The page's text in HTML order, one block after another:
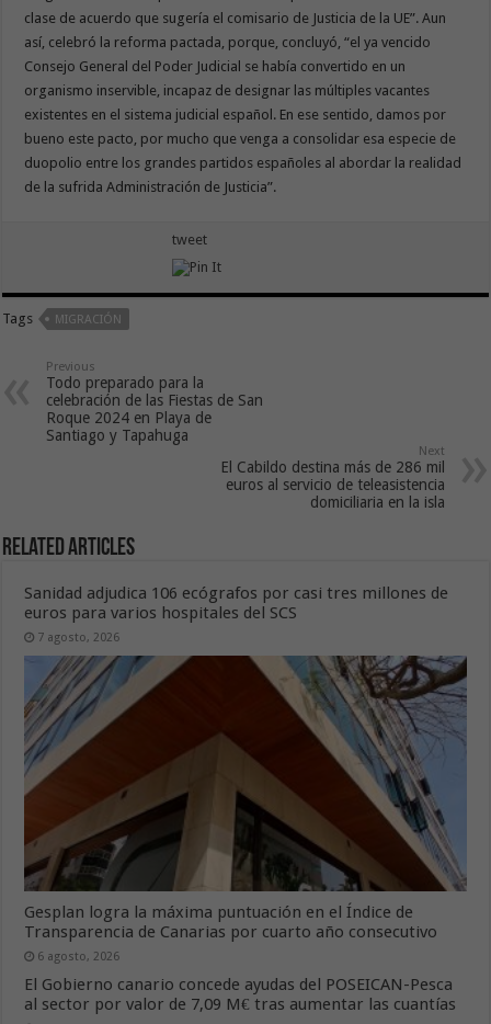
clase de acuerdo que sugería el comisario de Justicia de la UE”. Aun
así, celebró la reforma pactada, porque, concluyó, “el ya vencido
Consejo General del Poder Judicial se había convertido en un
organismo inservible, incapaz de designar las múltiples vacantes
existentes en el sistema judicial español. En ese sentido, damos por
bueno este pacto, por mucho que venga a consolidar esa especie de
duopolio entre los grandes partidos españoles al abordar la realidad
de la sufrida Administración de Justicia”.
tweet
Tags MIGRACIÓN
Previous
Todo preparado para la
celebración de las Fiestas de San
Roque 2024 en Playa de
Santiago y Tapahuga
Next
El Cabildo destina más de 286 mil
euros al servicio de teleasistencia
domiciliaria en la isla
Related Articles
Sanidad adjudica 106 ecógrafos por casi tres millones de
euros para varios hospitales del SCS
7 agosto, 2026
Gesplan logra la máxima puntuación en el Índice de
Transparencia de Canarias por cuarto año consecutivo
6 agosto, 2026
El Gobierno canario concede ayudas del POSEICAN-Pesca
al sector por valor de 7,09 M€ tras aumentar las cuantías